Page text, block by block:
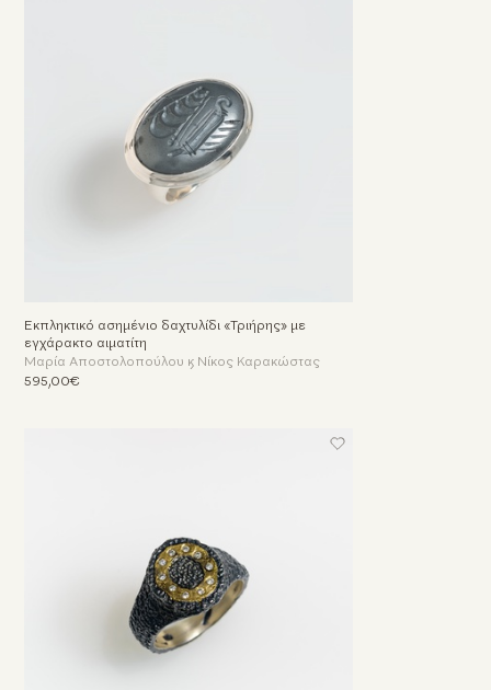
Εκπληκτικό ασημένιο δαχτυλίδι «Τριήρης» με
εγχάρακτο αιματίτη
Μαρία Αποστολοπούλου & Νίκος Καρακώστας
595,00€